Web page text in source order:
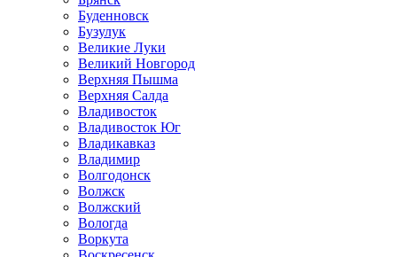
Буденновск
Бузулук
Великие Луки
Великий Новгород
Верхняя Пышма
Верхняя Салда
Владивосток
Владивосток Юг
Владикавказ
Владимир
Волгодонск
Волжск
Волжский
Вологда
Воркута